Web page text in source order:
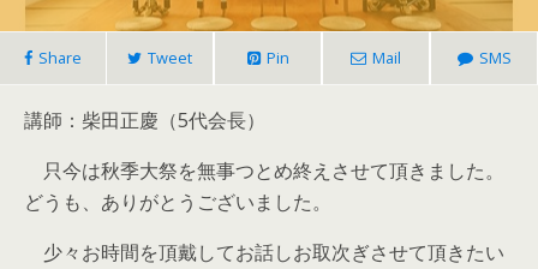
Share Tweet Pin Mail SMS
講師：柴田正慶（5代会長）
只今は秋季大祭を無事つとめ終えさせて頂きました。
どうも、ありがとうございました。
少々お時間を頂戴してお話しお取次ぎさせて頂きたい